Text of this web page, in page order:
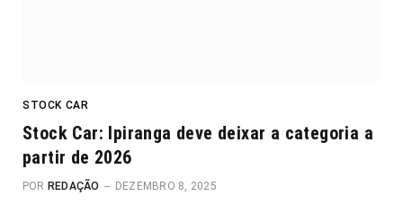
STOCK CAR
Stock Car: Ipiranga deve deixar a categoria a
partir de 2026
POR REDAÇÃO DEZEMBRO 8, 2025